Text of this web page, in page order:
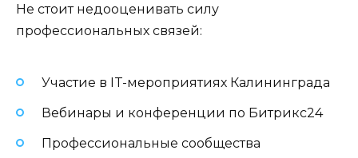
Не стоит недооценивать силу
профессиональных связей:
Участие в IT-мероприятиях Калининграда
Вебинары и конференции по Битрикс24
Профессиональные сообщества